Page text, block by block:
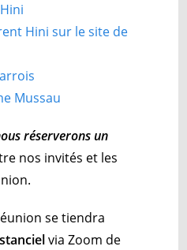
Hini sur le site de
Mussau
réserverons un
nos invités et les
se tiendra
via Zoom de